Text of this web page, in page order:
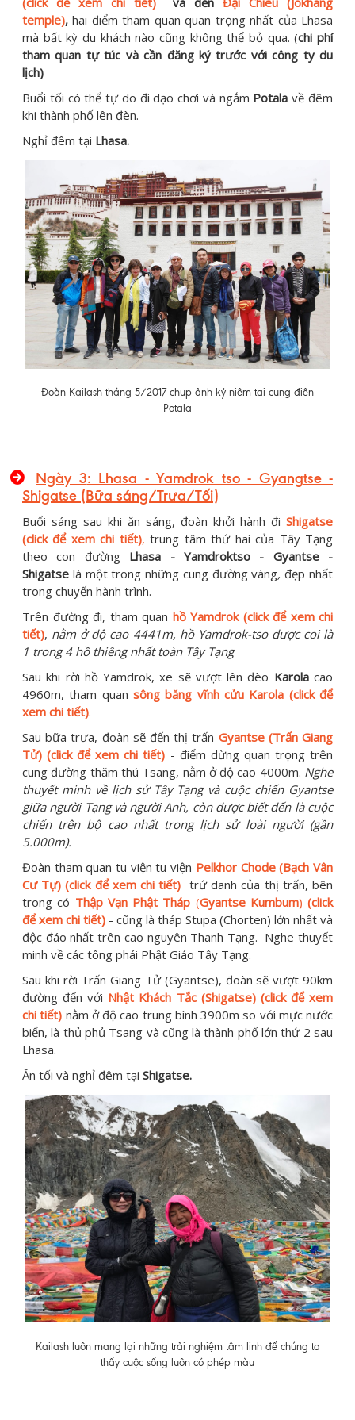
temple), hai điểm tham quan quan trọng nhất của Lhasa
mà bất kỳ du khách nào cũng không thể bỏ qua. (chi phí
tham quan tự túc và cần đăng ký trước với công ty du
lịch)
Buổi tối có thể tự do đi dạo chơi và ngắm Potalavề đêm
khi thành phố lên đèn.
Nghỉ đêm tại Lhasa.
Đoàn Kailash tháng 5/2017 chụp ảnh kỷ niệm tại cung điện
Potala
Ngày 3: Lhasa - Yamdrok tso - Gyangtse -
Shigatse (Bữa sáng/Trưa/Tối)
Buổi sáng sau khi ăn sáng, đoàn khởi hành đi Shigatse
(click để xem chi tiết), trung tâm thứ hai của Tây Tạng
theo con đường Lhasa - Yamdroktso - Gyantse -
Shigatse là một trong những cung đường vàng,đẹp nhất
trong chuyến hành trình.
Trên đường đi, tham quan hồ Yamdrok (click để xem chi
tiết), nằm ở độ cao 4441m, hồ Yamdrok-tso được coi là
1 trong 4 hồ thiêng nhất toàn Tây Tạng
Sau khi rời hồ Yamdrok, xe sẽ vượt lên đèo Karolacao
4960m, tham quan sông băng vĩnh cửu Karola (click để
xem chi tiết).
Sau bữa trưa, đoàn sẽ đến thị trấn Gyantse (Trấn Giang
Tử) (click để xem chi tiết) - điểm dừng quan trọng trên
cung đường thăm thú Tsang, nằm ở độ cao 4000m. Nghe
thuyết minh về lịch sử Tây Tạng và cuộc chiến Gyantse
giữa người Tạng và người Anh, còn được biết đến là cuộc
chiến trên bộ cao nhất trong lịch sử loài người (gần
5.000m).
Đoàn tham quan tu viện tu viện Pelkhor Chode (Bạch Vân
Cư Tự) (click để xem chi tiết) trứ danh của thị trấn, bên
trong có Thập Vạn Phật Tháp (Gyantse Kumbum) (click
để xem chi tiết) - cũng là tháp Stupa (Chorten) lớn nhất và
độc đáo nhất trên cao nguyên Thanh Tạng. Nghe thuyết
minh về các tông phái Phật Giáo Tây Tạng.
Sau khi rời Trấn Giang Tử (Gyantse), đoàn sẽ vượt 90km
đường đến với Nhật Khách Tắc (Shigatse) (click để xem
chi tiết) nằm ở độ cao trung bình 3900m so với mực nước
biển, là thủ phủ Tsang và cũng là thành phố lớn thứ 2 sau
Lhasa.
Ăn tối và nghỉ đêm tại Shigatse.
Kailash luôn mang lại những trải nghiệm tâm linh để chúng ta
thấy cuộc sống luôn có phép màu